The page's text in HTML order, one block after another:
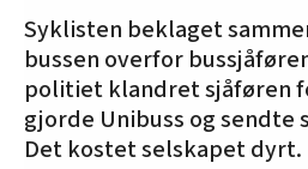
Syklisten beklaget
bussen overfor
politiet klandret sjåføren
gjorde Unibuss og sendte
Det kostet selskapet dyrt.